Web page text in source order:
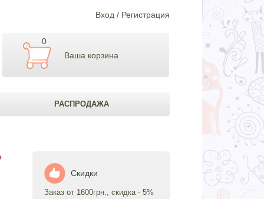
Вход / Регистрация
0
Ваша корзина
РАСПРОДАЖА
Скидки
Заказ от 1600грн., скидка - 5%